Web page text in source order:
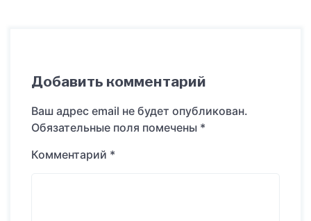
Добавить комментарий
Ваш адрес email не будет опубликован.
Обязательные поля помечены *
Комментарий *